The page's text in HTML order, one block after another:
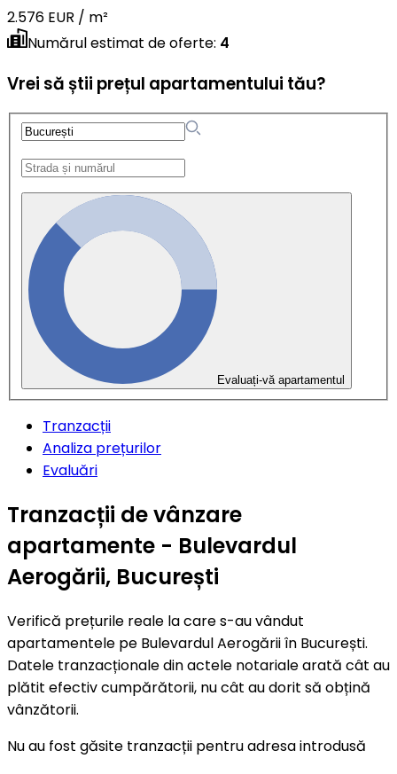
2.576 EUR / m²
Numărul estimat de oferte: 4
Vrei să știi prețul apartamentului tău?
Evaluați-vă apartamentul
Tranzacții
Analiza prețurilor
Evaluări
Tranzacții de vânzare
apartamente - Bulevardul
Aerogării, București
Verifică prețurile reale la care s-au vândut
apartamentele pe Bulevardul Aerogării în București.
Datele tranzacționale din actele notariale arată cât au
plătit efectiv cumpărătorii, nu cât au dorit să obțină
vânzătorii.
Nu au fost găsite tranzacții pentru adresa introdusă